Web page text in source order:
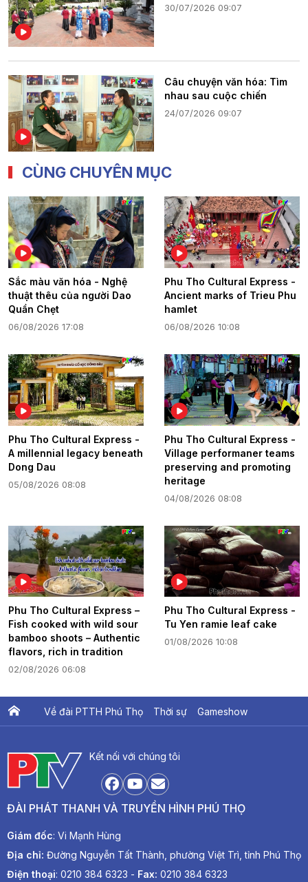
30/07/2026 09:07
Câu chuyện văn hóa: Tìm
nhau sau cuộc chiến
24/07/2026 09:07
CÙNG CHUYÊN MỤC
Sắc màu văn hóa - Nghệ
thuật thêu của người Dao
Quần Chẹt
06/08/2026 17:08
Phu Tho Cultural Express -
Ancient marks of Trieu Phu
hamlet
06/08/2026 10:08
Phu Tho Cultural Express -
A millennial legacy beneath
Dong Dau
05/08/2026 08:08
Phu Tho Cultural Express -
Village performaner teams
preserving and promoting
heritage
04/08/2026 08:08
Phu Tho Cultural Express –
Fish cooked with wild sour
bamboo shoots – Authentic
flavors, rich in tradition
02/08/2026 06:08
Phu Tho Cultural Express -
Tu Yen ramie leaf cake
01/08/2026 10:08
Về đài PTTH Phú Thọ Thời sự Gameshow
Kết nối với chúng tôi
ĐÀI PHÁT THANH VÀ TRUYỀN HÌNH PHÚ THỌ
Giám đốc: Vi Mạnh Hùng
Địa chỉ: Đường Nguyễn Tất Thành, phường Việt Trì, tỉnh Phú Thọ
Điện thoại: 0210 384 6323 - Fax: 0210 384 6323